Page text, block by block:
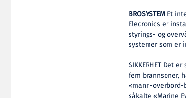
BROSYSTEM Et
Elecronics er
styrings- og
systemer som er
SIKKERHET Det
fem brannsoner,
«mann-